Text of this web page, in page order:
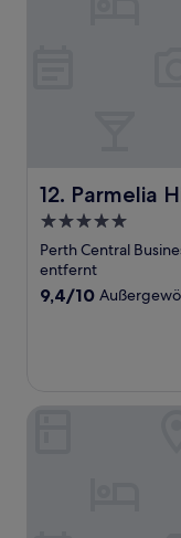
12. Parmelia
Parmelia Hilton
5.0-
Sterne-
Unterkunft
Perth Central
entfernt
9.4
9,4/10